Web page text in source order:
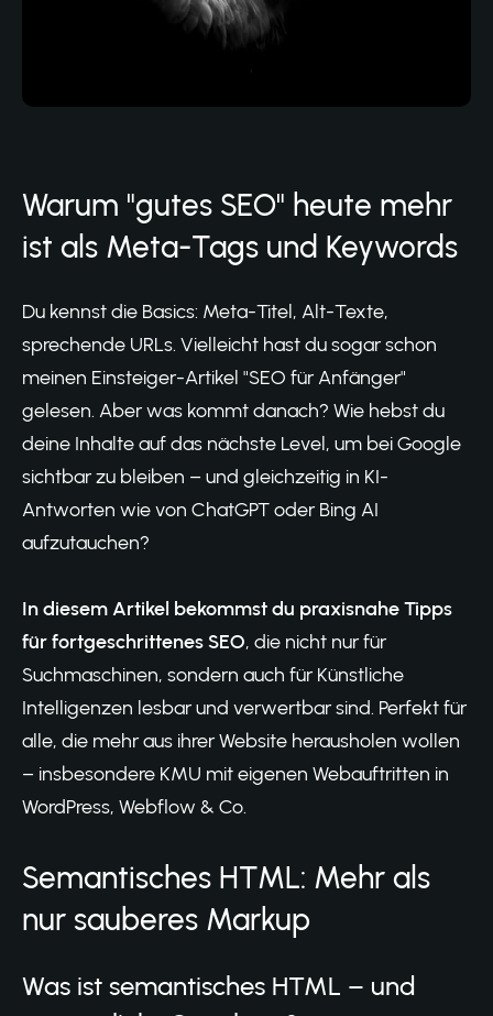
Warum "gutes SEO" heute mehr
ist als Meta-Tags und Keywords
Du kennst die Basics: Meta-Titel, Alt-Texte,
sprechende URLs. Vielleicht hast du sogar schon
meinen Einsteiger-Artikel "SEO für Anfänger"
gelesen. Aber was kommt danach? Wie hebst du
deine Inhalte auf das nächste Level, um bei Google
sichtbar zu bleiben – und gleichzeitig in KI-
Antworten wie von ChatGPT oder Bing AI
aufzutauchen?
In diesem Artikel bekommst du praxisnahe Tipps
für fortgeschrittenes SEO, die nicht nur für
Suchmaschinen, sondern auch für Künstliche
Intelligenzen lesbar und verwertbar sind. Perfekt für
alle, die mehr aus ihrer Website herausholen wollen
– insbesondere KMU mit eigenen Webauftritten in
WordPress, Webflow & Co.
Semantisches HTML: Mehr als
nur sauberes Markup
Was ist semantisches HTML – und